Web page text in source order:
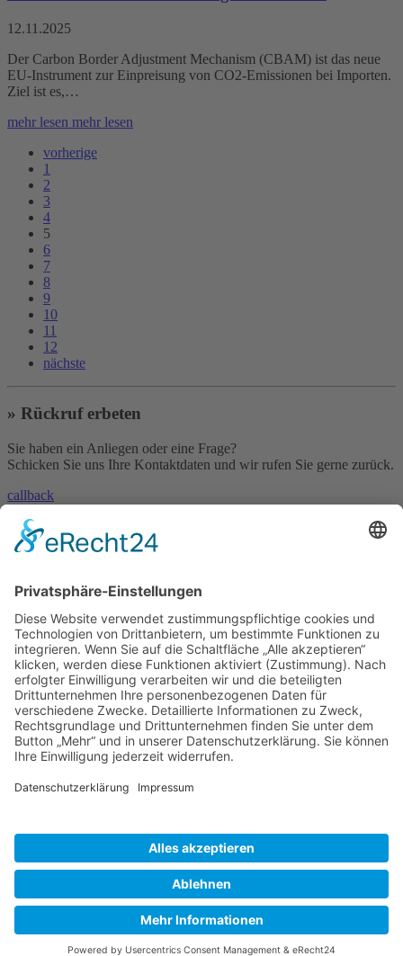
12.11.2025
Der Carbon Border Adjustment Mechanism (CBAM) ist das neue
EU-Instrument zur Einpreisung von CO2-Emissionen bei Importen.
Ziel ist es,…
mehr lesen mehr lesen
vorherige
1
2
3
4
5
6
7
8
9
10
11
12
nächste
» Rückruf erbeten
Sie haben ein Anliegen oder eine Frage?
Schicken Sie uns Ihre Kontaktdaten und wir rufen Sie gerne zurück.
callback
» Kontakt aufnehmen
contact
»Skype
Und es geht auch per Skype!
Rufen Sie uns einfach an - natürlich weltweit zum Null-Tarif!
© 2023 – HANNL Customs Consulting
Basismenu
Impressum
Datenschutzerklärung
Allgemeine Datenschutzerklärung
chili